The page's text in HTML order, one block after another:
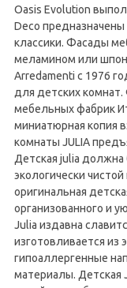
Oasis Evolution
Deco
классики. Фасады
меламином или
Arredamenti с 1976
для детских
мебельных фабрик
миниатюрная копия
комнаты JULIA
Детская julia должна
экологически
оригинальная
организованного и
Julia издавна
изготовливается из
гипоаллергенные
материалы. Детская